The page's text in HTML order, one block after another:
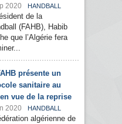
2020 HANDBALL
de la
(FAHB), Habib
que l’Algérie fera
présente un
sanitaire au
vue de la reprise
2020 HANDBALL
algérienne de